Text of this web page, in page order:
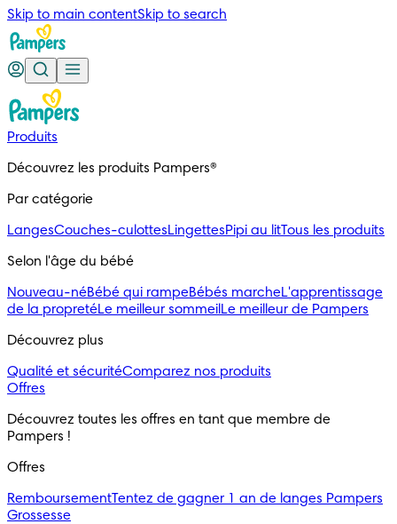
Skip to main contentSkip to search
Produits
Découvrez les produits Pampers®
Par catégorie
LangesCouches-culottesLingettesPipi au litTous les produits
Selon l'âge du bébé
Nouveau-néBébé qui rampeBébés marcheL'apprentissage
de la propretéLe meilleur sommeil Le meilleur de Pampers
Découvrez plus
Qualité et sécuritéComparez nos produits
Offres
Découvrez toutes les offres en tant que membre de
Pampers !
Offres
RemboursementTentez de gagner 1 an de langes Pampers
Grossesse